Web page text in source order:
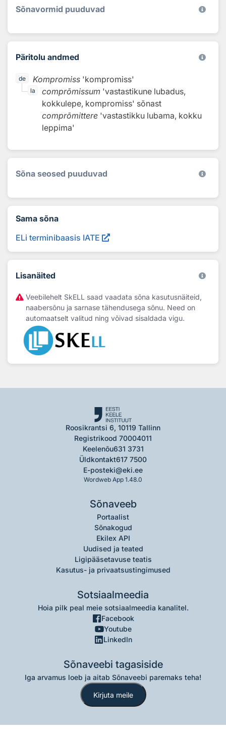
Sõnavormid puuduvad
Päritolu andmed
de Kompromiss 'kompromiss'
la comprōmissum 'vastastikune lubadus,
kokkulepe, kompromiss' sõnast
comprōmittere 'vastastikku lubama, kokku
leppima'
Sõna seosed puuduvad
Sama sõna
ELi terminibaasis IATE
Lisanäited
Veebilehelt SkELL saad vaadata sõna kasutusnäiteid,
naabersõnu ja sarnase tähendusega sõnu. Need on
automaatselt valitud ning võivad sisaldada vigu.
Roosikrantsi 6, 10119 Tallinn
Registrikood 70004011
Keelenõu631 3731
Üldkontakt617 7500
E-posteki@eki.ee
Wordweb App 1.48.0
Sõnaveeb
Portaalist
Sõnakogud
Ekilex API
Uudised ja teated
Ligipääsetavuse teatis
Kasutus- ja privaatsustingimused
Sotsiaalmeedia
Hoia pilk peal meie sotsiaalmeedia kanalitel.
Facebook
Youtube
LinkedIn
Sõnaveebi tagasiside
Iga arvamus loeb ja aitab Sõnaveebi paremaks teha!
Kirjuta meile